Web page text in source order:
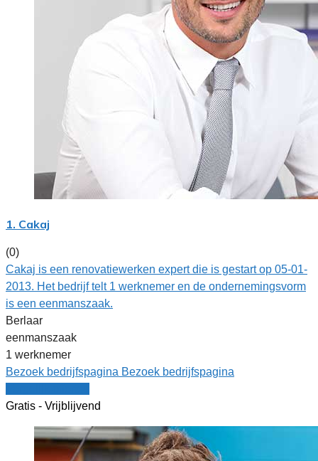
1. Cakaj
(0)
Cakaj is een renovatiewerken expert die is gestart op 05-01-
2013. Het bedrijf telt 1 werknemer en de ondernemingsvorm
is een eenmanszaak.
Berlaar
eenmanszaak
1 werknemer
Bezoek bedrijfspagina Bezoek bedrijfspagina
Gratis - Vrijblijvend